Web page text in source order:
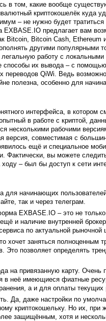
в том, какие вообще
криптокошелёк куда
– не нужно будет
предлагает вам
Bitcoin, Bitcoin Cash,
другими популярными
легальную работу с
способы их вывода – с
QiWi. Ведь
полезна, особенно для
интерфейса, в котором
в работе с криптой,
несколькими рабочими
версия, совместимая с
ещё и специальное
Фактически, вы можете
– был бы доступ к сети
для начинающих
так и через телеграм.
EXBASE.IO – это не
и наличие внутренней
по актуальной рыночной
хочет заняться полноценным
Это позволяет определять
на привязанную карту. Очень
в неё имеющиеся фиатные
а и для оплаты текущих
Да, даже настройки по
криптокошельку. Но их, при
защищённым, хотя и